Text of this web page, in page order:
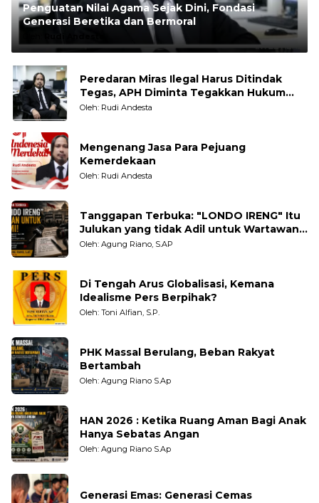
Penguatan Nilai Agama Sejak Dini, Fondasi
Generasi Beretika dan Bermoral
Rudi Andesta
Peredaran Miras Ilegal Harus Ditindak
Tegas, APH Diminta Tegakkan Hukum
Tanpa Pandang Bulu
Oleh: Rudi Andesta
Mengenang Jasa Para Pejuang
Kemerdekaan
Oleh: Rudi Andesta
Tanggapan Terbuka: "LONDO IRENG" Itu
Julukan yang tidak Adil untuk Wartawan,
Pengamat dan LSM
Oleh: Agung Riano, S.AP
Di Tengah Arus Globalisasi, Kemana
Idealisme Pers Berpihak?
Oleh: Toni Alfian, S.P.
PHK Massal Berulang, Beban Rakyat
Bertambah
Oleh: Agung Riano S.Ap
HAN 2026 : Ketika Ruang Aman Bagi Anak
Hanya Sebatas Angan
Oleh: Agung Riano S.Ap
Generasi Emas: Generasi Cemas